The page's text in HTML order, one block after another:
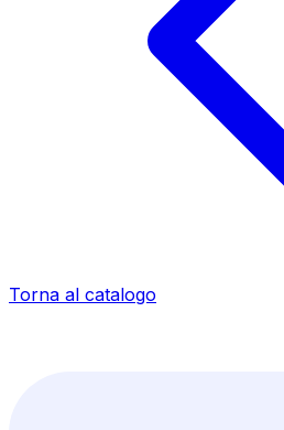
Torna al catalogo